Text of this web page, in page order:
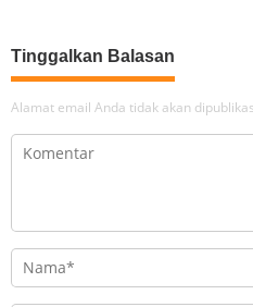
Alamat email Anda tidak akan